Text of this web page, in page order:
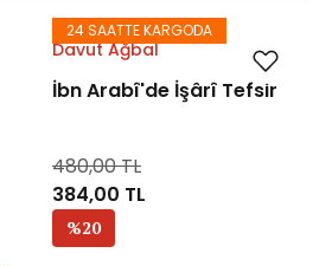
24 SAATTE KARGODA
Davut Ağbal
İbn Arabî'de İşârî Tefsir
480,00 TL
384,00 TL
%20